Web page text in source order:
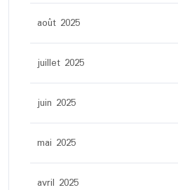
août 2025
juillet 2025
juin 2025
mai 2025
avril 2025